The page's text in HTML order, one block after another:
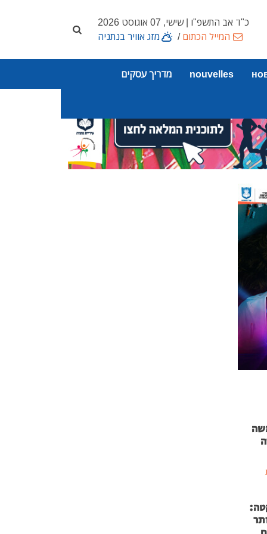
כ"ד אב התשפ"ו | שישי, 07 אוגוסט 2026
המייל הכתום/ מזג אוויר בנתניה
nouvelles מדריך עסקים
נמשה
אותר